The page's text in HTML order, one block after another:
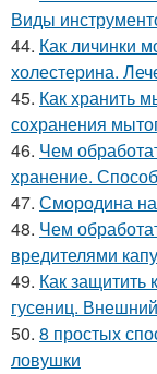
Виды
44. Как личинки
холестерина.
45. Как хранить
сохранения
46. Чем
хранение.
47. Смородина
48. Чем
вредителями
49. Как защитить
гусениц.
50. 8 простых
ловушки